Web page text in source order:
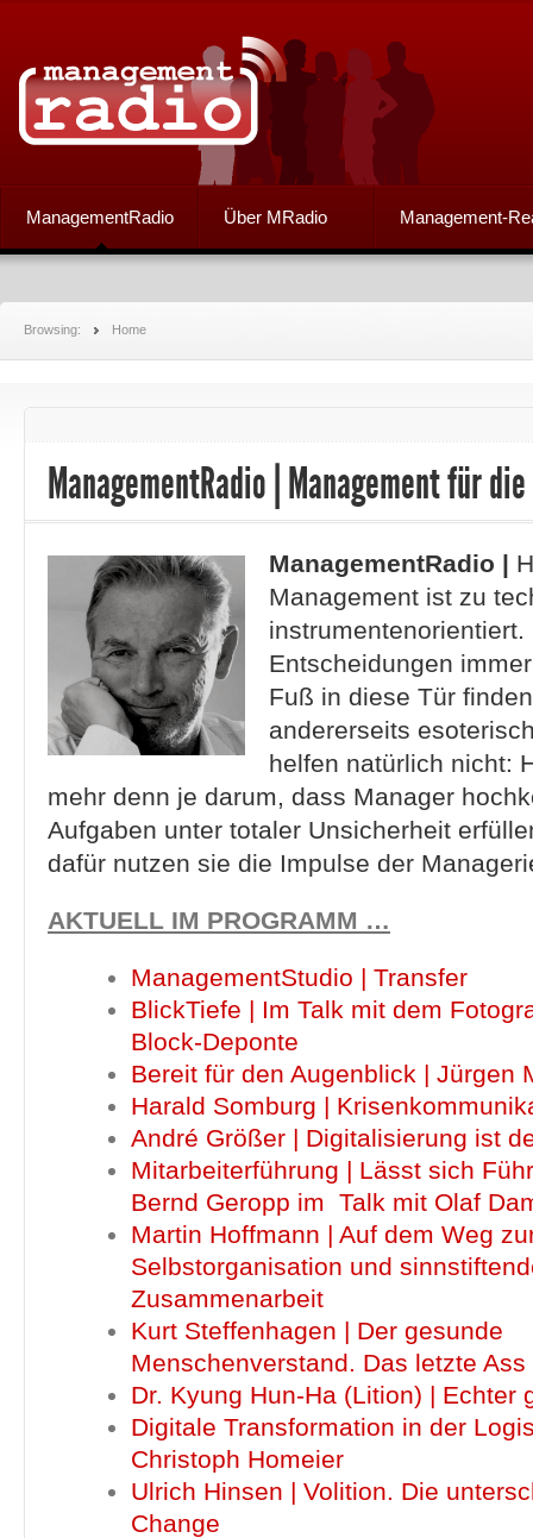
ManagementRadio Über MRadio Management-
Browsing: Home
ManagementRadio | Management für
ManagementRadio |
Management ist zu
instrumentenorientiert.
Entscheidungen
Fuß in diese Tür
andererseits
helfen natürlich nicht:
mehr denn je darum, dass Manager
Aufgaben unter totaler Unsicherheit
dafür nutzen sie die Impulse der
AKTUELL IM PROGRAMM …
ManagementStudio | Transfer
BlickTiefe | Im Talk mit dem
Block-Deponte
Bereit für den Augenblick | Jürgen
Harald Somburg |
André Größer | Digitalisierung ist
Mitarbeiterführung | Lässt sich
Bernd Geropp im Talk mit Olaf
Martin Hoffmann | Auf dem Weg
Selbstorganisation und
Zusammenarbeit
Kurt Steffenhagen | Der gesunde
Menschenverstand. Das letzte
Dr. Kyung Hun-Ha (Lition) | Echter
Digitale Transformation in der
Christoph Homeier
Ulrich Hinsen | Volition. Die
Change